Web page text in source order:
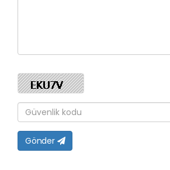
Gönder